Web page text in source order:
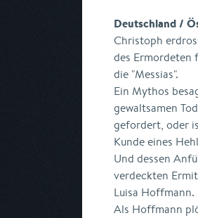
Deutschland /
Christoph
des Ermordeten
die "Messias".
Ein Mythos
gewaltsamen
gefordert, oder
Kunde eines
Und dessen
verdeckten
Luisa Hoffmann.
Als Hoffmann